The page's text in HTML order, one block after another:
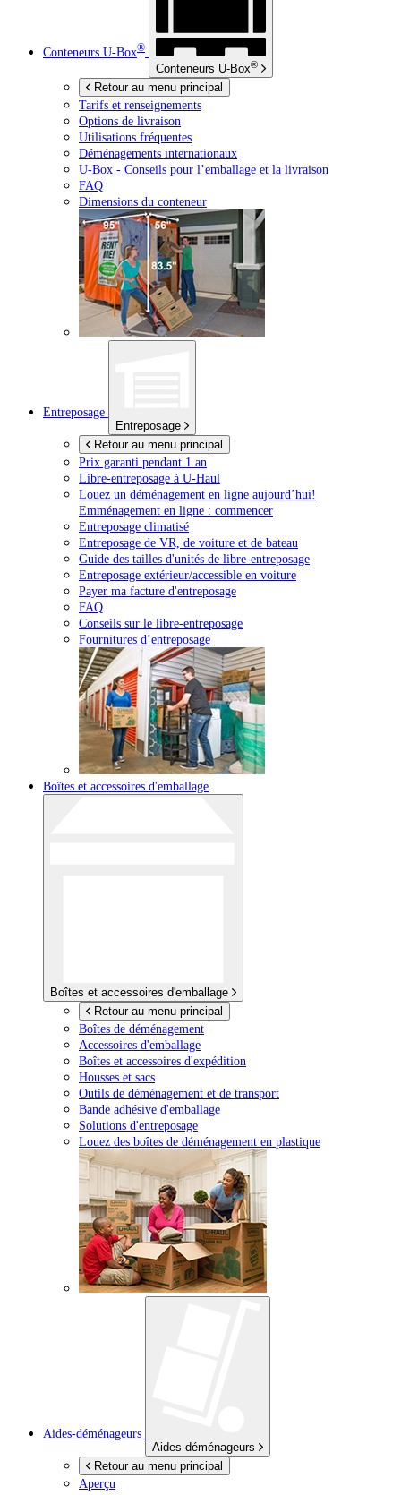
Conteneurs U-Box®
Conteneurs U-Box®
Retour au menu principal
Tarifs et renseignements
Options de livraison
Utilisations fréquentes
Déménagements internationaux
U-Box - Conseils pour l’emballage et la livraison
FAQ
Dimensions du conteneur
Entreposage
Entreposage
Retour au menu principal
Prix garanti pendant 1 an
Libre-entreposage à U-Haul
Louez un déménagement en ligne aujourd’hui!
Emménagement en ligne : commencer
Entreposage climatisé
Entreposage de VR, de voiture et de bateau
Guide des tailles d'unités de libre-entreposage
Entreposage extérieur/accessible en voiture
Payer ma facture d'entreposage
FAQ
Conseils sur le libre-entreposage
Fournitures d’entreposage
Boîtes et accessoires d'emballage
Boîtes et accessoires d'emballage
Retour au menu principal
Boîtes de déménagement
Accessoires d'emballage
Boîtes et accessoires d'expédition
Housses et sacs
Outils de déménagement et de transport
Bande adhésive d'emballage
Solutions d'entreposage
Louez des boîtes de déménagement en plastique
Aides-déménageurs
Aides-déménageurs
Retour au menu principal
Aperçu